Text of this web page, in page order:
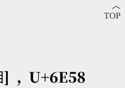
Unicode查詢
轉碼Web Service
具
︿
TOP
] , U+6E58